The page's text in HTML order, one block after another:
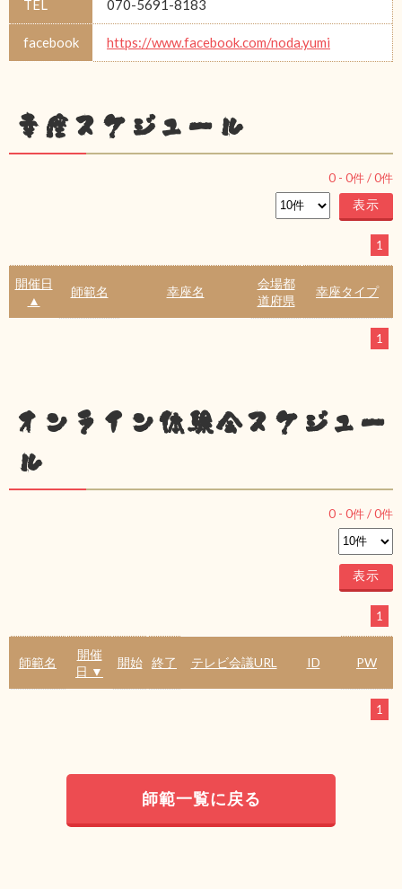
TEL 070-5691-8183
facebook https://www.facebook.com/noda.yumi
幸座スケジュール
0 - 0件 /0件
1
開催日
▲
師範名 幸座名
会場都
道府県
幸座タイプ
1
オンライン体験会スケジュー
ル
0 - 0件 /0件
1
師範名
開催
日 ▼
開始 終了 テレビ会議URL ID PW
1
師範一覧に戻る